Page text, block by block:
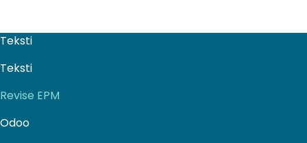
Teksti
Teksti
Revise EPM
Odoo